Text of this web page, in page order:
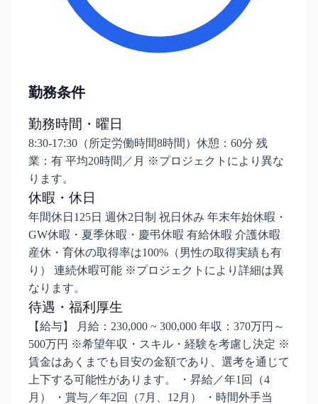
勤務条件
勤務時間・曜日
8:30-17:30（所定労働時間8時間）休憩：60分 残
業：有 平均20時間／月 ※プロジェクトにより異な
ります。
休暇・休日
年間休日125日 週休2日制 祝日休み 年末年始休暇・
GW休暇・夏季休暇・慶弔休暇 有給休暇 介護休暇
産休・育休の取得率は100%（男性の取得実績も有
り） 連続休暇可能 ※プロジェクトにより詳細は異
なります。
待遇・福利厚生
【給与】 月給：230,000 ~ 300,000 年収：370万円～
500万円 ※希望年収・スキル・経験を考慮し決定 ※
賃金はあくまでも目安の金額であり、選考を通じて
上下する可能性があります。 ・昇給／年1回（4
月） ・賞与／年2回（7月、12月） ・時間外手当